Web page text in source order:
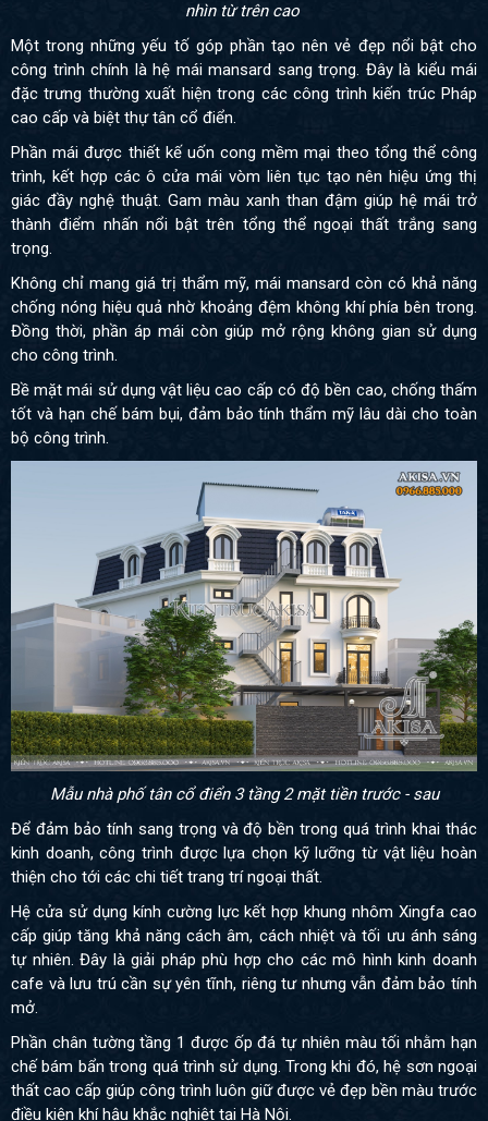
nhìn từ trên cao
Một trong những yếu tố góp phần tạo nên vẻ đẹp nổi bật cho
công trình chính là hệ mái mansard sang trọng. Đây là kiểu mái
đặc trưng thường xuất hiện trong các công trình kiến trúc Pháp
cao cấp và biệt thự tân cổ điển.
Phần mái được thiết kế uốn cong mềm mại theo tổng thể công
trình, kết hợp các ô cửa mái vòm liên tục tạo nên hiệu ứng thị
giác đầy nghệ thuật. Gam màu xanh than đậm giúp hệ mái trở
thành điểm nhấn nổi bật trên tổng thể ngoại thất trắng sang
trọng.
Không chỉ mang giá trị thẩm mỹ, mái mansard còn có khả năng
chống nóng hiệu quả nhờ khoảng đệm không khí phía bên trong.
Đồng thời, phần áp mái còn giúp mở rộng không gian sử dụng
cho công trình.
Bề mặt mái sử dụng vật liệu cao cấp có độ bền cao, chống thấm
tốt và hạn chế bám bụi, đảm bảo tính thẩm mỹ lâu dài cho toàn
bộ công trình.
Mẫu nhà phố tân cổ điển 3 tầng 2 mặt tiền trước - sau
Để đảm bảo tính sang trọng và độ bền trong quá trình khai thác
kinh doanh, công trình được lựa chọn kỹ lưỡng từ vật liệu hoàn
thiện cho tới các chi tiết trang trí ngoại thất.
Hệ cửa sử dụng kính cường lực kết hợp khung nhôm Xingfa cao
cấp giúp tăng khả năng cách âm, cách nhiệt và tối ưu ánh sáng
tự nhiên. Đây là giải pháp phù hợp cho các mô hình kinh doanh
cafe và lưu trú cần sự yên tĩnh, riêng tư nhưng vẫn đảm bảo tính
mở.
Phần chân tường tầng 1 được ốp đá tự nhiên màu tối nhằm hạn
chế bám bẩn trong quá trình sử dụng. Trong khi đó, hệ sơn ngoại
thất cao cấp giúp công trình luôn giữ được vẻ đẹp bền màu trước
điều kiện khí hậu khắc nghiệt tại Hà Nội.